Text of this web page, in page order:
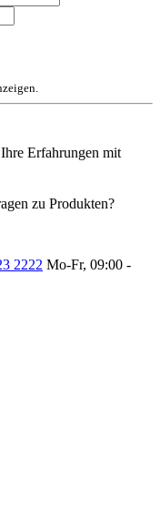
Erfahrungen mit
zu Produkten?
2222 Mo-Fr, 09:00 -